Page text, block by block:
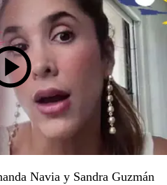
Navia y Sandra Guzmán